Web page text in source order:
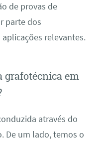
de provas de
parte dos
relevantes.
grafotécnica em
através do
De um lado, temos o